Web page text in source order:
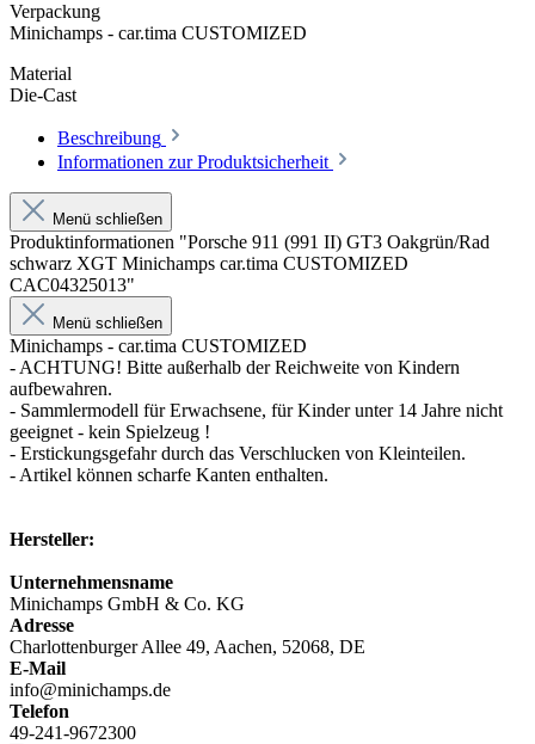
Verpackung
Minichamps - car.tima CUSTOMIZED
Material
Die-Cast
Beschreibung
Informationen zur Produktsicherheit
Menü schließen
Produktinformationen "Porsche 911 (991 II) GT3 Oakgrün/Rad
schwarz XGT Minichamps car.tima CUSTOMIZED
CAC04325013"
Menü schließen
Minichamps - car.tima CUSTOMIZED
- ACHTUNG! Bitte außerhalb der Reichweite von Kindern
aufbewahren.
- Sammlermodell für Erwachsene, für Kinder unter 14 Jahre nicht
geeignet - kein Spielzeug !
- Erstickungsgefahr durch das Verschlucken von Kleinteilen.
- Artikel können scharfe Kanten enthalten.
Hersteller:
Unternehmensname
Minichamps GmbH & Co. KG
Adresse
Charlottenburger Allee 49, Aachen, 52068, DE
E-Mail
info@minichamps.de
Telefon
49-241-9672300